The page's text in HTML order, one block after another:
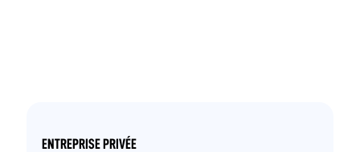
ENTREPRISE PRIVÉE